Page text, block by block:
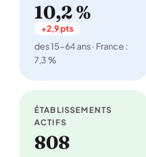
10,2 %
+2,9 pts
des 15-64 ans · France :
7,3 %
ÉTABLISSEMENTS
ACTIFS
808